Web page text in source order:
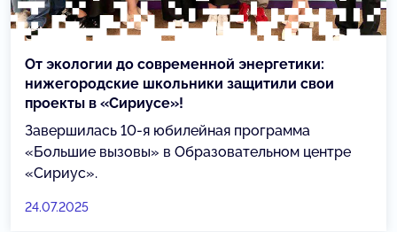
От экологии до современной энергетики:
нижегородские школьники защитили свои
проекты в «Сириусе»!
Завершилась 10-я юбилейная программа
«Большие вызовы» в Образовательном центре
«Сириус».
24.07.2025